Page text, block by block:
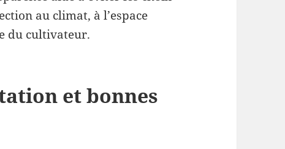
au climat, à l’espace
du cultivateur.
et bonnes